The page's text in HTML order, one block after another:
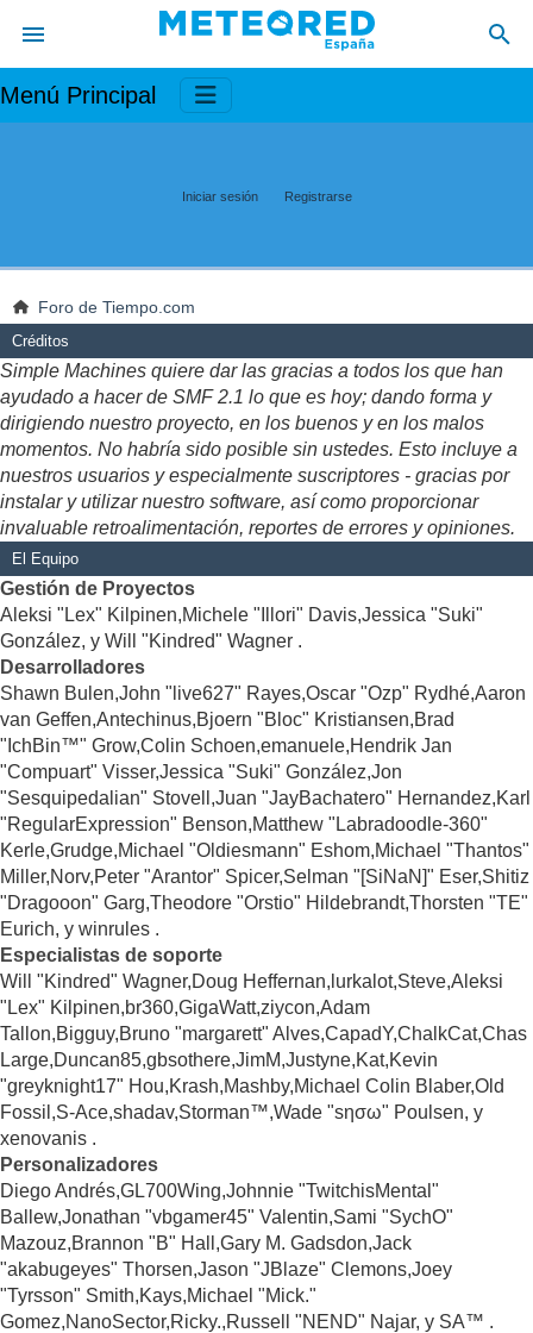
Menú Principal
Iniciar sesión Registrarse
Foro de Tiempo.com
Créditos
Simple Machines quiere dar las gracias a todos los que han
ayudado a hacer de SMF 2.1 lo que es hoy; dando forma y
dirigiendo nuestro proyecto, en los buenos y en los malos
momentos. No habría sido posible sin ustedes. Esto incluye a
nuestros usuarios y especialmente suscriptores - gracias por
instalar y utilizar nuestro software, así como proporcionar
invaluable retroalimentación, reportes de errores y opiniones.
El Equipo
Gestión de Proyectos
Aleksi "Lex" Kilpinen,Michele "Illori" Davis,Jessica "Suki"
González, y Will "Kindred" Wagner .
Desarrolladores
Shawn Bulen,John "live627" Rayes,Oscar "Ozp" Rydhé,Aaron
van Geffen,Antechinus,Bjoern "Bloc" Kristiansen,Brad
"IchBin™" Grow,Colin Schoen,emanuele,Hendrik Jan
"Compuart" Visser,Jessica "Suki" González,Jon
"Sesquipedalian" Stovell,Juan "JayBachatero" Hernandez,Karl
"RegularExpression" Benson,Matthew "Labradoodle-360"
Kerle,Grudge,Michael "Oldiesmann" Eshom,Michael "Thantos"
Miller,Norv,Peter "Arantor" Spicer,Selman "[SiNaN]" Eser,Shitiz
"Dragooon" Garg,Theodore "Orstio" Hildebrandt,Thorsten "TE"
Eurich, y winrules .
Especialistas de soporte
Will "Kindred" Wagner,Doug Heffernan,lurkalot,Steve,Aleksi
"Lex" Kilpinen,br360,GigaWatt,ziycon,Adam
Tallon,Bigguy,Bruno "margarett" Alves,CapadY,ChalkCat,Chas
Large,Duncan85,gbsothere,JimM,Justyne,Kat,Kevin
"greyknight17" Hou,Krash,Mashby,Michael Colin Blaber,Old
Fossil,S-Ace,shadav,Storman™,Wade "sησω" Poulsen, y
xenovanis .
Personalizadores
Diego Andrés,GL700Wing,Johnnie "TwitchisMental"
Ballew,Jonathan "vbgamer45" Valentin,Sami "SychO"
Mazouz,Brannon "B" Hall,Gary M. Gadsdon,Jack
"akabugeyes" Thorsen,Jason "JBlaze" Clemons,Joey
"Tyrsson" Smith,Kays,Michael "Mick."
Gomez,NanoSector,Ricky.,Russell "NEND" Najar, y SA™ .